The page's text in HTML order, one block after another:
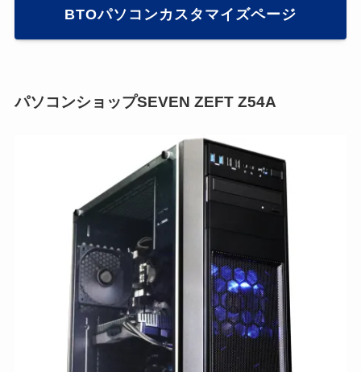
BTOパソコンカスタマイズページ
パソコンショップSEVEN ZEFT Z54A